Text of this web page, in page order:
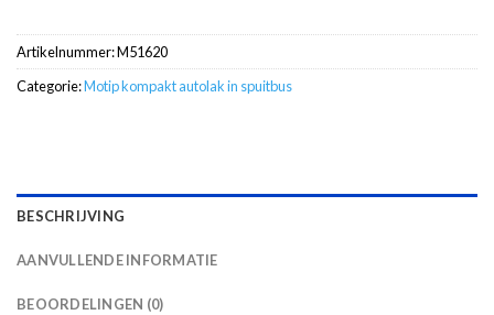
Artikelnummer:M51620
Categorie:Motip kompakt autolak in spuitbus
BESCHRIJVING
AANVULLENDE INFORMATIE
BEOORDELINGEN (0)